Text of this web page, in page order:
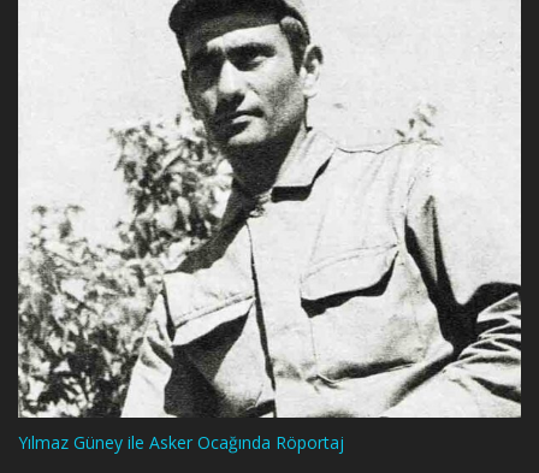
Yılmaz Güney ile Asker Ocağında Röportaj